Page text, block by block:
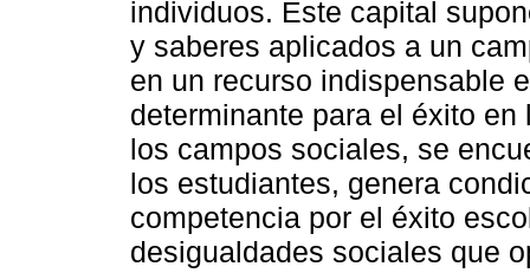
individuos. Este capital
y saberes aplicados a un
en un recurso indispensable
determinante para el éxito
los campos sociales, se
los estudiantes, genera
competencia por el éxito
desigualdades sociales que